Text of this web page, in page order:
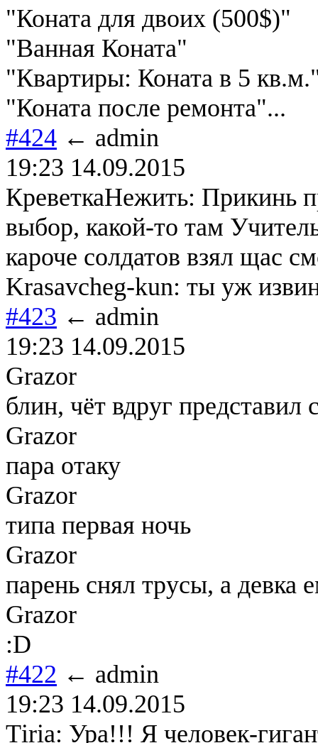
"Коната для двоих (500$)"
"Ванная Коната"
"Квартиры: Коната в 5
"Коната после ремонта"...
#424 ← admin
19:23 14.09.2015
КреветкаНежить: Прикинь
выбор, какой-то там
кароче солдатов взял щас
Krasavcheg-kun: ты уж
#423 ← admin
19:23 14.09.2015
Grazor
блин, чёт вдруг представил
Grazor
пара отаку
Grazor
типа первая ночь
Grazor
парень снял трусы, а девка
Grazor
:D
#422 ← admin
19:23 14.09.2015
Тiria: Ура!!! Я человек-